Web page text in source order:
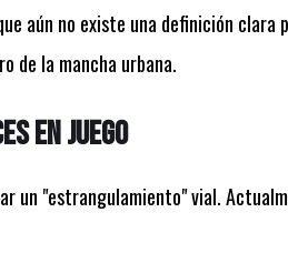
aún no existe una definición
de la mancha urbana.
en juego
un "estrangulamiento" vial.